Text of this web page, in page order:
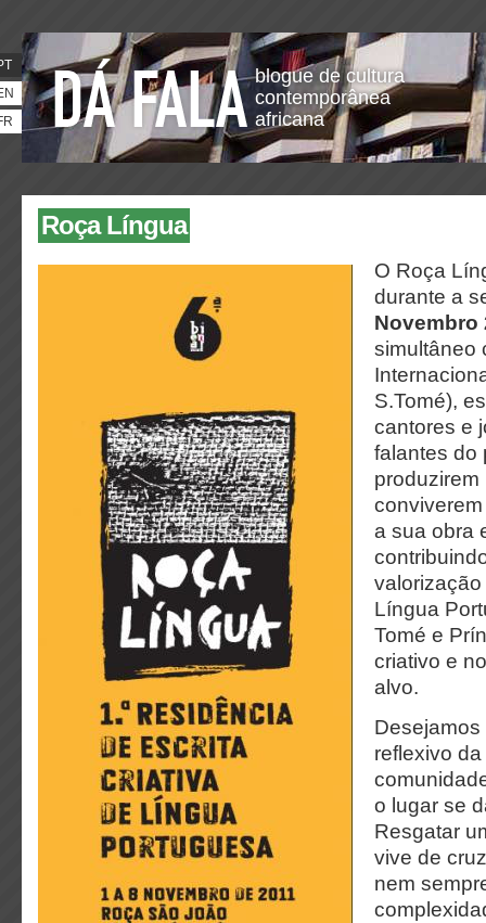
blogue de cultura
contemporânea
africana
Roça Língua
O Roça
durante a
Novembro
simultâneo
S.Tomé),
cantores e
falantes do
produzirem
a sua obra
Língua
Tomé e
criativo e
alvo.
reflexivo
o lugar se
Resgatar
vive de
nem